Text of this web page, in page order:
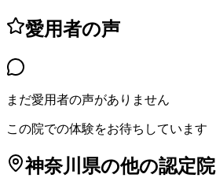
愛用者の声
まだ愛用者の声がありません
この院での体験をお待ちしています
神奈川県の他の認定院